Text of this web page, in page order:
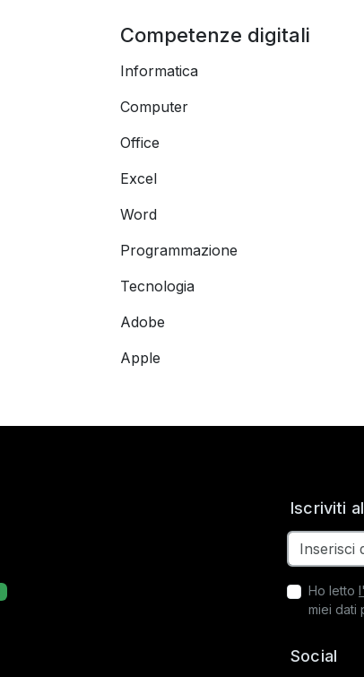
Competenze digitali
Informatica
Computer
Office
Excel
Word
Programmazione
Tecnologia
Adobe
Apple
Iscriviti
Ho letto
miei dati
Social